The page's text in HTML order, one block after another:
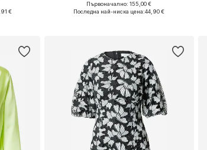
42
€
Налични размери: 36, 38, 40
Първоначално: 155,00 €
Последна най-ниска цена:44,90 €